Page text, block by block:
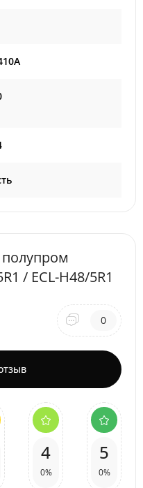
/ ECL-H48/5R1
0
4
0%
5
0%